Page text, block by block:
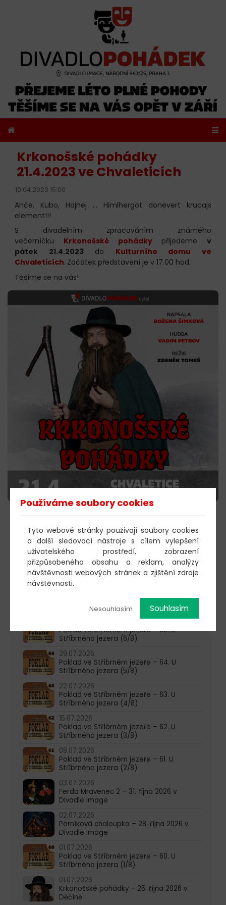
Krkonošské pohádky
21.4.2023 ve Chvaleticích
10.04.2023 15:00
Anče, Kubo, Hajnej ... Himlhergot donevert krucajs
element!!!
S divadelním zpracováním známého
večerníčku Krkonošské pohádky přijedeme v
pátek 21.4.2023do Kulturního domu ve
Chvaleticích. Začátek představení je v 17.00 hod.
Těšíme se na vás!
603 805 271
Poklad ve Stříbrném jezeře – 65. U
Stříbrného jezera (6/8)
29.07.2026
Poklad ve Stříbrném jezeře – 64. U
Stříbrného jezera (5/8)
22.07.2026
Poklad ve Stříbrném jezeře – 63. U
Stříbrného jezera (4/8)
15.07.2026
Poklad ve Stříbrném jezeře – 62. U
Stříbrného jezera (3/8)
08.07.2026
Poklad ve Stříbrném jezeře – 61. U
Stříbrného jezera (2/8)
03.07.2026
Ferda Mravenec 2 – 31. října 2026 v
Divadle Image
02.07.2026
Perníková chaloupka – 28. října 2026 v
Divadle Image
01.07.2026
Poklad ve Stříbrném jezeře – 60. U
Stříbrného jezera (1/8)
01.07.2026
Krkonošské pohádky – 25. října 2026 v
Děčíně
Používáme soubory cookies
Tyto webové stránky používají soubory cookies
a další sledovací nástroje s cílem vylepšení
uživatelského prostředí, zobrazení
přizpůsobeného obsahu a reklam, analýzy
návštěvnosti webových stránek a zjištění zdroje
návštěvnosti.
Nesouhlasím Souhlasím